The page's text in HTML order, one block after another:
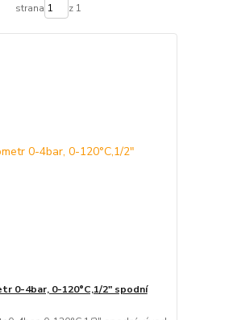
strana z 1
0-4bar, 0-120°C,1/2" spodní